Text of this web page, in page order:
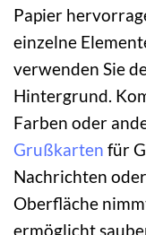
Papier
einzelne
verwenden Sie
Hintergrund.
Farben oder
Grußkarten für
Nachrichten
Oberfläche
ermöglicht